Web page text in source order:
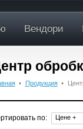
Вендори
Продукция
по: Цене +